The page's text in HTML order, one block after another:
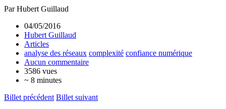
Par Hubert Guillaud
04/05/2016
Hubert Guillaud
Articles
analyse des réseaux complexité confiance numérique
Aucun commentaire
3586 vues
~ 8 minutes
Billet précédent Billet suivant